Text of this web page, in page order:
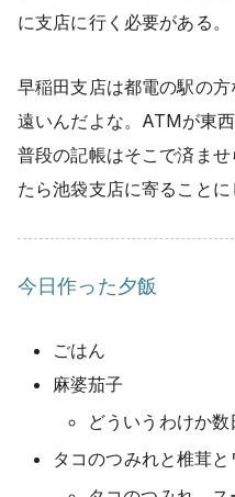
に支店に行く必要がある。
早稲田支店は都電の駅の
遠いんだよな。ATMが東
普段の記帳はそこで済ま
たら池袋支店に寄ることに
今日作った夕飯
ごはん
麻婆茄子
どういうわけか
タコのつみれと椎茸